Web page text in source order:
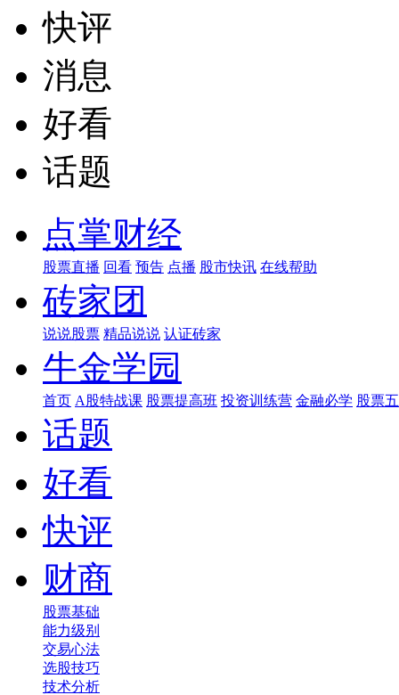
快评
消息
好看
话题
点掌财经
股票直播 回看 预告 点播 股市快讯 在线帮助
砖家团
说说股票 精品说说 认证砖家
牛金学园
首页 A股特战课 股票提高班 投资训练营 金融必学 股票
话题
好看
快评
财商
股票基础
能力级别
交易心法
选股技巧
技术分析